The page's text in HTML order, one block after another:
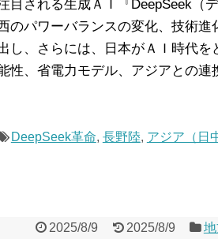
目される生成ＡＩ『DeepSeek（
のパワーバランスの変化、技術進
し、さらには、日本がＡＩ時代を
性、省電力モデル、アジアとの連
DeepSeek革命, 長野陸, アジア（日
2025/8/9 2025/8/9